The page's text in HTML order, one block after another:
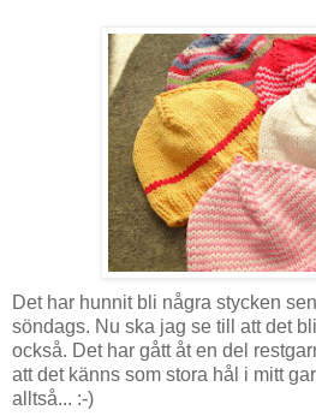
Det har hunnit bli några stycken
söndags. Nu ska jag se till att det
också. Det har gått åt en del
att det känns som stora hål i mitt
alltså... :-)